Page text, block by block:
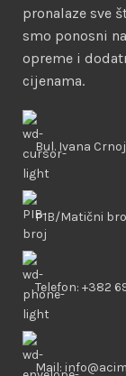
pronalaze sve
smo ponosni
opreme i
cijenama.
Bul. Ivana
PIB/Matični
Telefon: +382
Mail: